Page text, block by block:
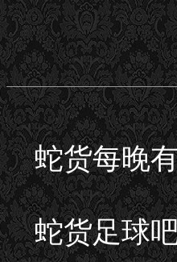
蛇货每晚
蛇货足球